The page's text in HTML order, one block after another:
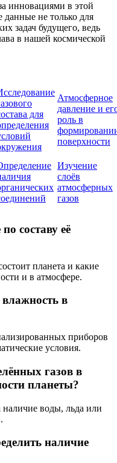
инновациями в этой
данные не только для
задач будущего, ведь
в нашей космической
для
Атмосферное
давление и
роль в
поверхности
Изучение
слоёв
атмосферных
газов
составу её
планета и какие
и в атмосфере.
в
приборов
условия.
газов в
планеты?
наличие воды, льда или
наличие